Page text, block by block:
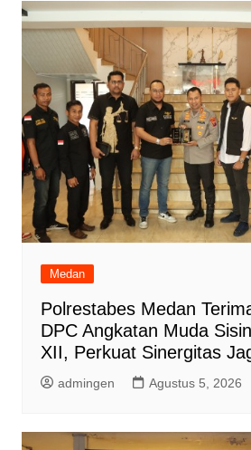
Medan
Polrestabes Medan
DPC Angkatan Muda
XII, Perkuat Sinergitas
admingen Agustus 5, 2026